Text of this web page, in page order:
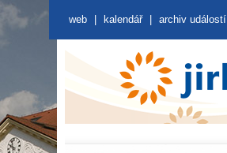
web kalendář archiv událostí